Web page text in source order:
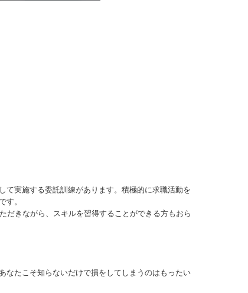
て実施する委託訓練があります。積極的に求職活動を
す。
だきながら、スキルを習得することができる方もおら
なたこそ知らないだけで損をしてしまうのはもったい